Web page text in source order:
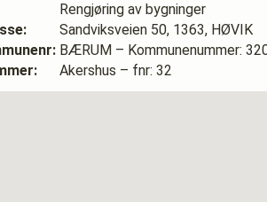
Rengjøring av bygninger
Sandviksveien 50, 1363, HØVIK
BÆRUM – Kommunenummer:
Akershus – fnr: 32